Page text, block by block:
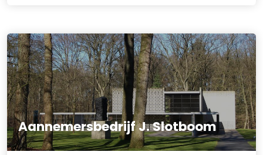
Aannemersbedrijf J. Slotboom